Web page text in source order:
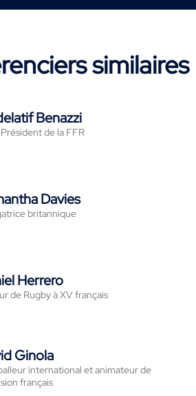
similaires
Benazzi
de la FFR
Davies
britannique
Herrero
de Rugby à XV français
Ginola
international et animateur de
français